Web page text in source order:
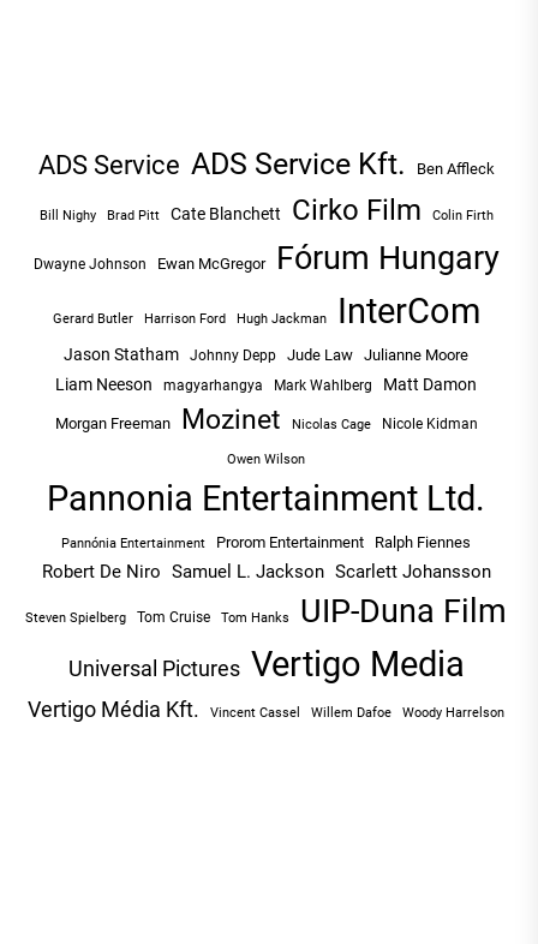
ADS Service ADS Service Kft. Ben Affleck
Bill Nighy Brad Pitt Cate Blanchett Cirko Film Colin Firth
Dwayne Johnson Ewan McGregor Fórum Hungary
Gerard Butler Harrison Ford Hugh Jackman InterCom
Jason Statham Johnny Depp Jude Law Julianne Moore
Liam Neeson magyarhangya Mark Wahlberg Matt Damon
Morgan Freeman Mozinet Nicolas Cage Nicole Kidman
Owen Wilson
Pannonia Entertainment Ltd.
Pannónia Entertainment Prorom Entertainment Ralph Fiennes
Robert De Niro Samuel L. Jackson Scarlett Johansson
Steven Spielberg Tom Cruise Tom Hanks UIP-Duna Film
Universal Pictures Vertigo Media
Vertigo Média Kft. Vincent Cassel Willem Dafoe Woody Harrelson